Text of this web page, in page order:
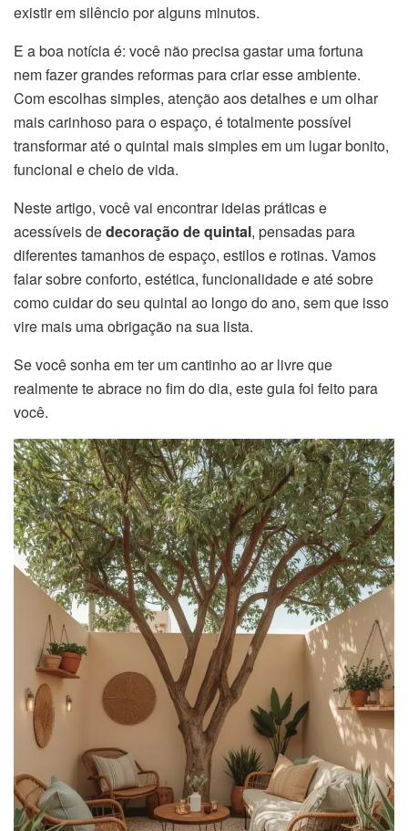
existir em silêncio por alguns minutos.
E a boa notícia é: você não precisa gastar uma fortuna
nem fazer grandes reformas para criar esse ambiente.
Com escolhas simples, atenção aos detalhes e um olhar
mais carinhoso para o espaço, é totalmente possível
transformar até o quintal mais simples em um lugar bonito,
funcional e cheio de vida.
Neste artigo, você vai encontrar ideias práticas e
acessíveis dedecoração de quintal, pensadas para
diferentes tamanhos de espaço, estilos e rotinas. Vamos
falar sobre conforto, estética, funcionalidade e até sobre
como cuidar do seu quintal ao longo do ano, sem que isso
vire mais uma obrigação na sua lista.
Se você sonha em ter um cantinho ao ar livre que
realmente te abrace no fim do dia, este guia foi feito para
você.